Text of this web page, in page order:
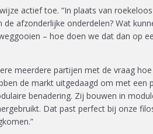
actief toe. “In plaats van
afzonderlijke onderdelen? Wat
– hoe doen we dat dan op
meerdere partijen met de vraag
de markt uitgedaagd om met een
benadering. Zij bouwen in
Dat past perfect bij onze